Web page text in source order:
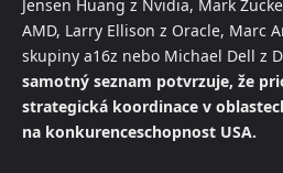
Jensen Huang z Nvidia, Mark
AMD, Larry Ellison z Oracle, Marc
skupiny a16z nebo Michael Dell z
samotný seznam potvrzuje, že
strategická koordinace v
na konkurenceschopnost USA.